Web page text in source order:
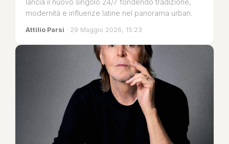
lancia il nuovo singolo 24/7 fondendo tradizione,
modernità e influenze latine nel panorama urban.
Attilio Parsi · 29 Maggio 2026, 15:23